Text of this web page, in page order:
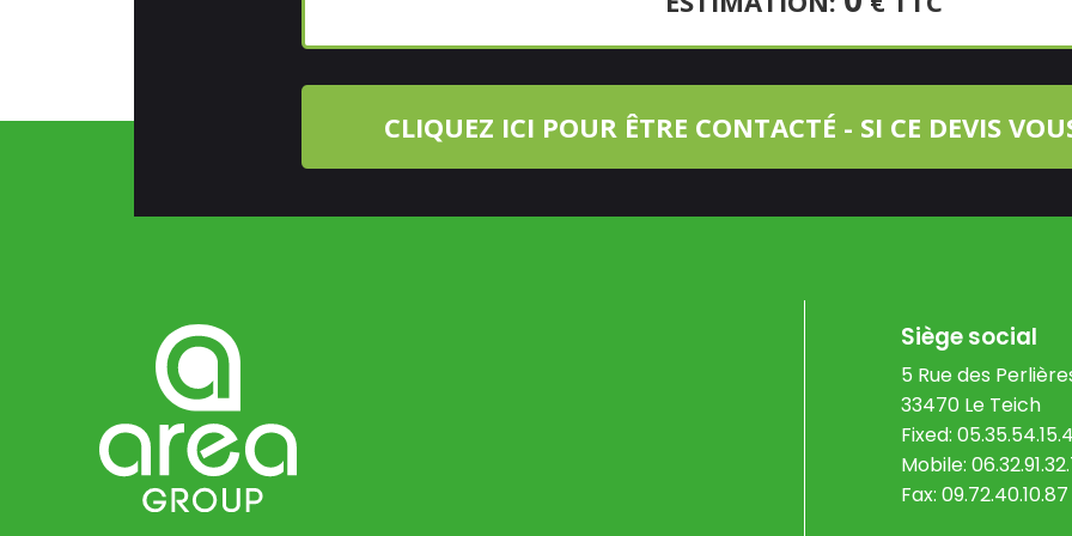
Siège social
5 Rue des
33470 Le Teich
Fixed:
Mobile:
Fax: 09.72.40.10.87